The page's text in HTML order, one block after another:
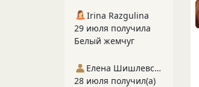
Irina Razgulina
29 июля получила
Белый жемчуг
Елена Шишлевская
28 июля получил(а)